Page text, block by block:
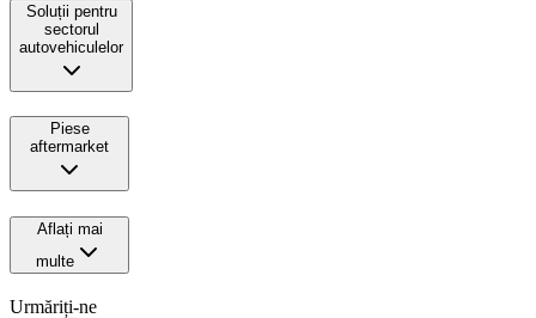
Soluții pentru
sectorul
autovehiculelor
Piese
aftermarket
Aflați mai
multe
Urmăriți-ne